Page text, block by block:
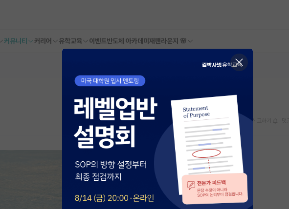
커뮤니티 커리어 유학교육 이벤트반도체 아카데미 재팬라운지 🌸
스크랩 신고하기